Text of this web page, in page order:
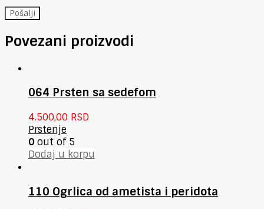
Povezani proizvodi
064 Prsten sa sedefom
4.500,00 RSD
Prstenje
0 out of 5
Dodaj u korpu
110 Ogrlica od ametista i peridota